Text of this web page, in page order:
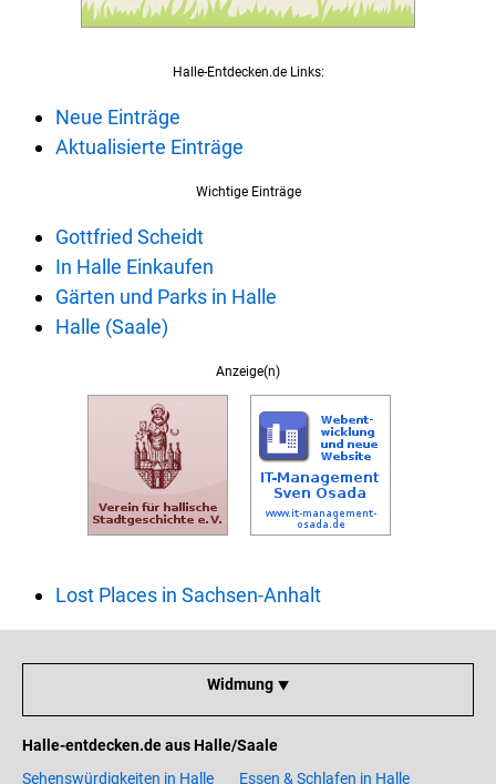
Halle-Entdecken.de Links:
Neue Einträge
Aktualisierte Einträge
Wichtige Einträge
Gottfried Scheidt
In Halle Einkaufen
Gärten und Parks in Halle
Halle (Saale)
Anzeige(n)
Lost Places in Sachsen-Anhalt
Widmung ⯆
Halle-entdecken.de aus Halle/Saale
Sehenswürdigkeiten in Halle
Essen & Schlafen in Halle